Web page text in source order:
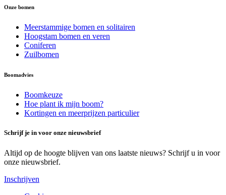
Onze bomen
Meerstammige bomen en solitairen
Hoogstam bomen en veren
Coniferen
Zuilbomen
Boomadvies
Boomkeuze
Hoe plant ik mijn boom?
Kortingen en meerprijzen particulier
Schrijf je in voor onze nieuwsbrief
Altijd op de hoogte blijven van ons laatste nieuws? Schrijf u in voor
onze nieuwsbrief.
Inschrijven